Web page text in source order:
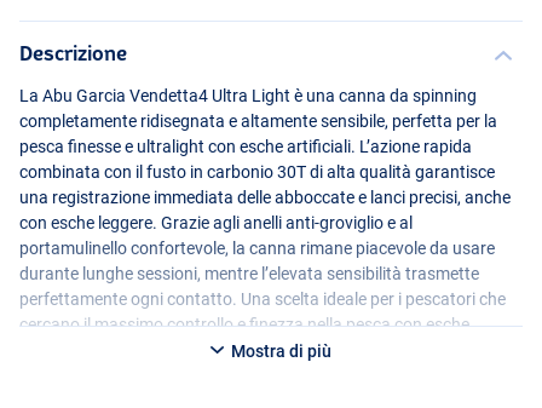
Descrizione
La Abu Garcia Vendetta4 Ultra Light è una canna da spinning
completamente ridisegnata e altamente sensibile, perfetta per la
pesca finesse e ultralight con esche artificiali. L’azione rapida
combinata con il fusto in carbonio 30T di alta qualità garantisce
una registrazione immediata delle abboccate e lanci precisi, anche
con esche leggere. Grazie agli anelli anti-groviglio e al
portamulinello confortevole, la canna rimane piacevole da usare
durante lunghe sessioni, mentre l’elevata sensibilità trasmette
perfettamente ogni contatto. Una scelta ideale per i pescatori che
cercano il massimo controllo e finezza nella pesca con esche
Mostra di più